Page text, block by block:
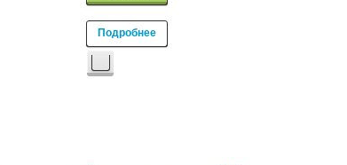
Подробнее